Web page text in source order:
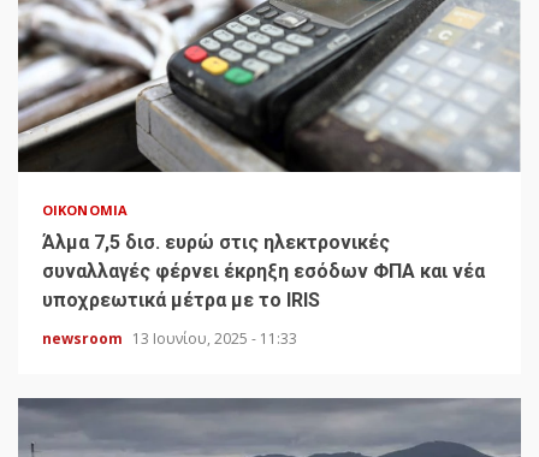
ΟΙΚΟΝΟΜΊΑ
Άλμα 7,5 δισ. ευρώ στις ηλεκτρονικές
συναλλαγές φέρνει έκρηξη εσόδων ΦΠΑ και νέα
υποχρεωτικά μέτρα με το IRIS
newsroom 13 Ιουνίου, 2025 - 11:33